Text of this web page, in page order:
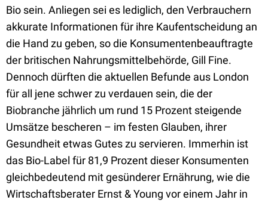
Bio sein. Anliegen sei es lediglich, den Verbrauchern
akkurate Informationen für ihre Kaufentscheidung an
die Hand zu geben, so die Konsumentenbeauftragte
der britischen Nahrungsmittelbehörde, Gill Fine.
Dennoch dürften die aktuellen Befunde aus London
für all jene schwer zu verdauen sein, die der
Biobranche jährlich um rund 15 Prozent steigende
Umsätze bescheren – im festen Glauben, ihrer
Gesundheit etwas Gutes zu servieren. Immerhin ist
das Bio-Label für 81,9 Prozent dieser Konsumenten
gleichbedeutend mit gesünderer Ernährung, wie die
Wirtschaftsberater Ernst & Young vor einem Jahr in